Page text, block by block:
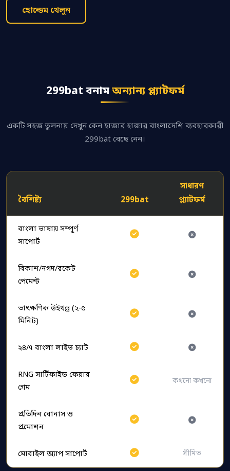
হোল্ডেম খেলুন
299bat বনামঅন্যান্য প্ল্যাটফর্ম
একটি সহজ তুলনায় দেখুন কেন হাজার হাজার বাংলাদেশি ব্যবহারকারী
299bat বেছে নেন।
বৈশিষ্ট্য 299bat
সাধারণ
প্ল্যাটফর্ম
বাংলা ভাষায় সম্পূর্ণ
সাপোর্ট
বিকাশ/নগদ/রকেট
পেমেন্ট
তাৎক্ষণিক উইথড্র (২-৫
মিনিট)
২৪/৭ বাংলা লাইভ চ্যাট
RNG সার্টিফাইড ফেয়ার
গেম
কখনো কখনো
প্রতিদিন বোনাস ও
প্রমোশন
মোবাইল অ্যাপ সাপোর্ট সীমিত